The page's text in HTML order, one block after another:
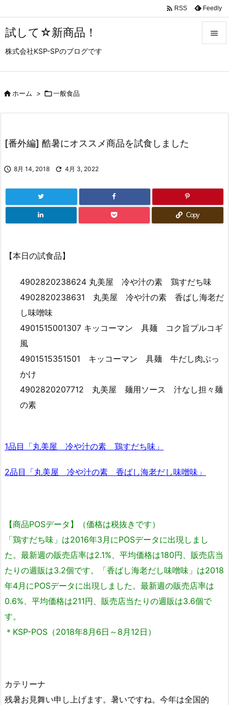
試して☆新商品！
株式会社KSP-SPのブログです

 RSS Feedly
ホーム > 一般食品
[番外編] 酷暑にオススメ商品を試食しました
 8月 14, 2018  4月 3, 2022
Copy
【本日の試食品】
4902820238624 丸美屋 冷や汁の素 鶏すだち味
4902820238631 丸美屋 冷や汁の素 香ばし海老だ
し味噌味
4901515001307 キッコーマン 具麺 コク旨プルコギ
風
4901515351501 キッコーマン 具麺 牛だし肉ぶっ
かけ
4902820207712 丸美屋 麺用ソース 汁なし担々麺
の素
1品目「丸美屋 冷や汁の素 鶏すだち味」
2品目「丸美屋 冷や汁の素 香ばし海老だし味噌味」
【商品POSデータ】（価格は税抜きです）
「鶏すだち味」は2016年3月にPOSデータに出現しまし
た。最新週の販売店率は2.1%、平均価格は180円、販売店当
たりの週販は3.2個です。「香ばし海老だし味噌味」は2018
年4月にPOSデータに出現しました。最新週の販売店率は
0.6%、平均価格は211円、販売店当たりの週販は3.6個で
す。
＊KSP-POS（2018年8月6日～8月12日）
カテリーナ
残暑お見舞い申し上げます。暑いですね。今年は全国的